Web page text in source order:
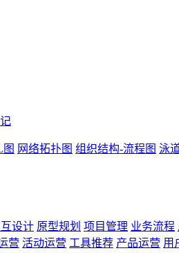
网络拓扑图 组织结构-流程图 泳
设计 原型规划 项目管理 业务流程
营 活动运营 工具推荐 产品运营 用